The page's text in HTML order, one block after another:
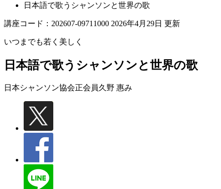
日本語で歌うシャンソンと世界の歌
講座コード：202607-09711000 2026年4月29日 更新
いつまでも若く美しく
日本語で歌うシャンソンと世界の歌
日本シャンソン協会正会員久野 惠み